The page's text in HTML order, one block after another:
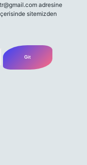
adresine
sitemizden